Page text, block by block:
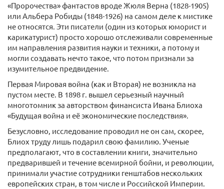
«Пророчества» фантастов вроде Жюля Верна (1828-1905)
или Альбера Робиды (1848-1926) на самом деле к мистике
не относятся. Эти писатели (один из которых юморист и
карикатурист) просто хорошо отслеживали современные
им направления развития науки и техники, а потому и
могли создавать нечто такое, что потом признали за
изумительное предвидение.
Первая Мировая война (как и Вторая) не возникла на
пустом месте. В 1898 г. вышел серьезный научный
многотомник за авторством финансиста Ивана Блиоха
«Будущая война и её экономические последствия».
Безусловно, исследование проводил не он сам, скорее,
Блиох труду лишь подарил свою фамилию. Ученые
предполагают, что в составлении книги, значительно
предварившей и течение всемирной бойни, и революции,
принимали участие сотрудники генштабов нескольких
европейских стран, в том числе и Российской Империи.